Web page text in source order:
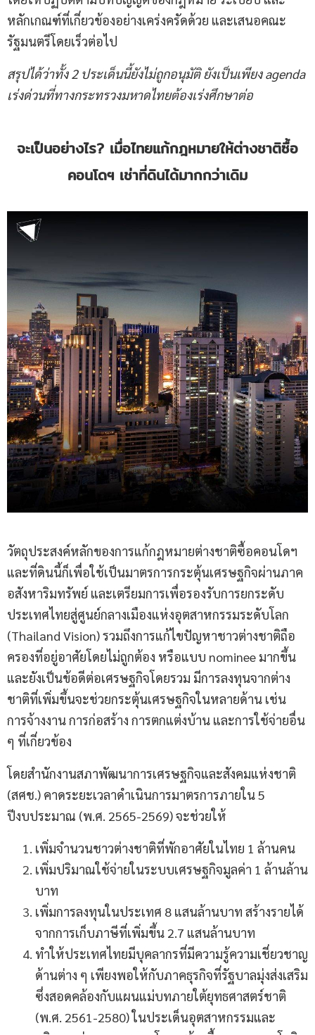
หลักเกณฑ์ที่เกี่ยวข้องอย่างเคร่งครัดด้วย และเสนอคณะ
รัฐมนตรีโดยเร็วต่อไป
สรุปได้ว่าทั้ง2 ประเด็นนี้ยังไม่ถูกอนุมัติ ยังเป็นเพียง agenda
เร่งด่วนที่ทางกระทรวงมหาดไทยต้องเร่งศึกษาต่อ
จะเป็นอย่างไร? เมื่อไทยแก้กฎหมายให้ต่างชาติซื้อ
คอนโดฯ เช่าที่ดินได้มากกว่าเดิม
วัตถุประสงค์หลักของการแก้กฎหมายต่างชาติซื้อคอนโดฯ
และที่ดินนี้ก็เพื่อใช้เป็นมาตรการกระตุ้นเศรษฐกิจผ่านภาค
อสังหาริมทรัพย์ และเตรียมการเพื่อรองรับการยกระดับ
ประเทศไทยสู่ศูนย์กลางเมืองแห่งอุตสาหกรรมระดับโลก
(Thailand Vision) รวมถึงการแก้ไขปัญหาชาวต่างชาติถือ
ครองที่อยู่อาศัยโดยไม่ถูกต้อง หรือแบบ nominee มากขึ้น
และยังเป็นข้อดีต่อเศรษฐกิจโดยรวม มีการลงทุนจากต่าง
ชาติที่เพิ่มขึ้นจะช่วยกระตุ้นเศรษฐกิจในหลายด้าน เช่น
การจ้างงาน การก่อสร้าง การตกแต่งบ้าน และการใช้จ่ายอื่น
ๆ ที่เกี่ยวข้อง
โดยสำนักงานสภาพัฒนาการเศรษฐกิจและสังคมแห่งชาติ
(สศช.) คาดระยะเวลาดำเนินการมาตรการภายใน 5
ปีงบประมาณ (พ.ศ. 2565-2569) จะช่วยให้
เพิ่มจำนวนชาวต่างชาติที่พักอาศัยในไทย 1 ล้านคน
เพิ่มปริมาณใช้จ่ายในระบบเศรษฐกิจมูลค่า 1 ล้านล้าน
บาท
เพิ่มการลงทุนในประเทศ 8 แสนล้านบาท สร้างรายได้
จากการเก็บภาษีที่เพิ่มขึ้น 2.7 แสนล้านบาท
ทำให้ประเทศไทยมีบุคลากรที่มีความรู้ความเชี่ยวชาญ
ด้านต่าง ๆ เพียงพอให้กับภาคธุรกิจที่รัฐบาลมุ่งส่งเสริม
ซึ่งสอดคล้องกับแผนแม่บทภายใต้ยุทธศาสตร์ชาติ
(พ.ศ. 2561-2580) ในประเด็นอุตสาหกรรมและ